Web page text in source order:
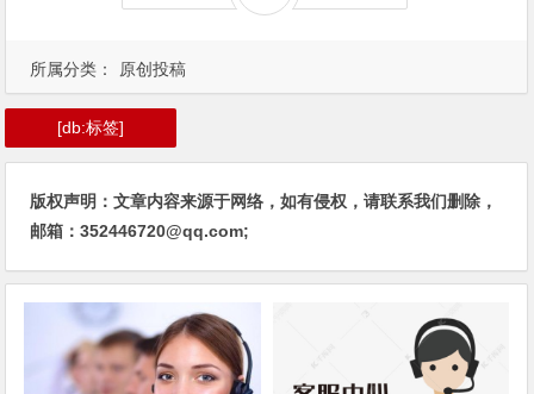
所属分类： 原创投稿
[db:标签]
版权声明：文章内容来源于网络，如有侵权，请联系我们删除，
邮箱：352446720@qq.com;